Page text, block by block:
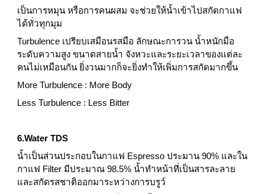
เป็นการหมุน หรือการคนผสม จะช่วยให้น้ำเข้าไปสกัดกาแฟ
ได้ทั่วทุกมุม
Turbulence เปรียบเสมือนรสมือ ลักษณะการวน น้ำหนักมือ
ระดับความสูง ขนาดสายน้ำ จังหวะและระยะเวลาของแต่ละ
คนไม่เหมือนกัน ยิ่งวนมากก็จะยิ่งทำให้เพิ่มการสกัดมากขึ้น
More Turbulence : More Body
Less Turbulence : Less Bitter
6.Water TDS
น้ำเป็นส่วนประกอบในกาแฟ Espresso ประมาน 90% และใน
กาแฟ Filter มีประมาณ 98.5% น้ำทำหน้าที่เป็นสารละลาย
และสกัดรสชาติออกมาระหว่างการบรูว์